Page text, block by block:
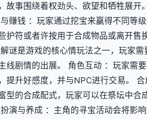
故事围绕着权劲头、欲望和牺牲展开
赚钱 ：玩家通过挖宝来赢得不同等
护符或者许按用于合成物品或离开售
谜是游戏的核心情玩法之一，玩家需
线剧情的出展。 角色互动 ：玩家需
提升好感度，并与NPC进行交易。 合
型的合成配式，玩家可以在祭坛中合
演与养成 ：主角的寻宝活动会将影响